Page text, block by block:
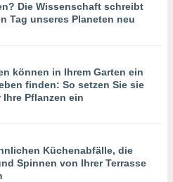
Die Wissenschaft schreibt
Tag unseres Planeten neu
können in Ihrem Garten ein
finden: So setzen Sie sie
Pflanzen ein
Küchenabfälle, die
Spinnen von Ihrer Terrasse